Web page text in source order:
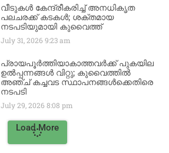
വീടുകൾ കേന്ദ്രീകരിച്ച് അനധികൃത
പലചരക്ക് കടകൾ; ശക്തമായ
നടപടിയുമായി കുവൈത്ത്
July 31, 20269:23 am
പ്രായപൂർത്തിയാകാത്തവർക്ക് പുകയില
ഉൽപ്പന്നങ്ങൾ വിറ്റു; കുവൈത്തിൽ
അഞ്ച് കച്ചവട സ്ഥാപനങ്ങൾക്കെതിരെ
നടപടി
July 29, 20268:08 pm
Load More